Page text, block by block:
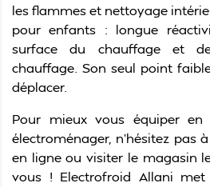
les flammes et nettoyage
pour enfants : longue
surface du chauffage et
chauffage. Son seul point
déplacer.
Pour mieux vous équiper en
électroménager, n’hésitez pas
en ligne ou visiter le magasin
vous ! Electrofroid Allani